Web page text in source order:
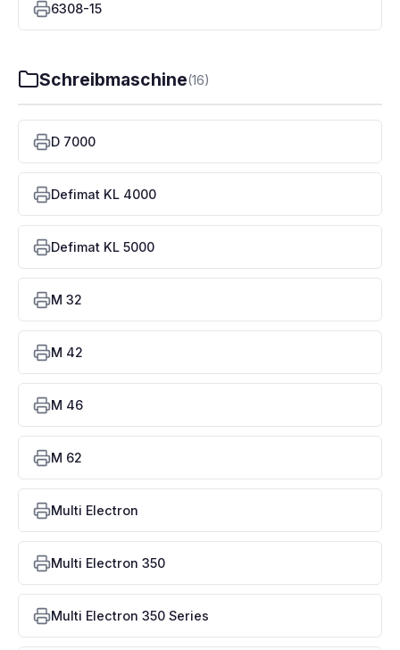
6308-15
Schreibmaschine(16)
D 7000
Defimat KL 4000
Defimat KL 5000
M 32
M 42
M 46
M 62
Multi Electron
Multi Electron 350
Multi Electron 350 Series